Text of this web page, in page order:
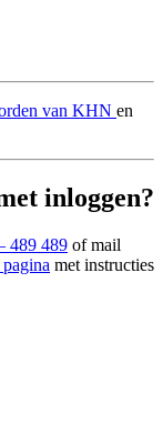
van KHN en
inloggen?
489 489 of mail
met instructies